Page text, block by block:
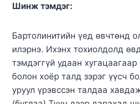
Шинж тэмдэг:
Бартолинитийн үед өвчтөнд
илэрнэ. Ихэнх тохиолдолд
тэмдэггүй удаан
болон хоёр талд зэрэг үүсч
уруул үрэвссэн талдаа